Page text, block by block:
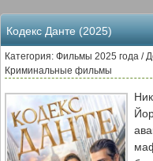
Кодекс Данте (2025)
Категория: Фильмы 2025 года /
Криминальные фильмы